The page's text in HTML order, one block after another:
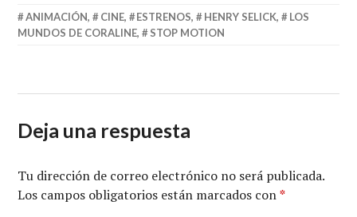
ANIMACIÓN, CINE, ESTRENOS, HENRY SELICK,
LOS
MUNDOS DE CORALINE, STOP MOTION
Deja una respuesta
Tu dirección de correo electrónico no será publicada.
Los campos obligatorios están marcados con*